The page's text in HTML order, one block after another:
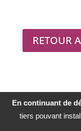
RETOUR
© Copyright
En continuant de
tiers pouvant